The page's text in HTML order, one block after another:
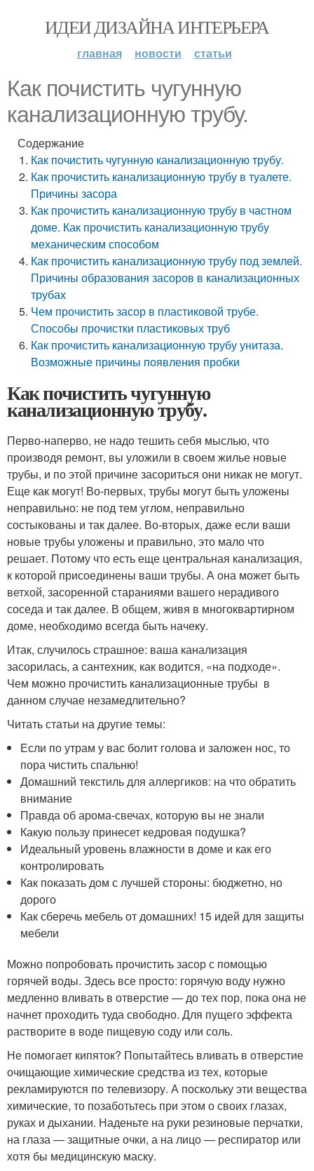
ИДЕИ ДИЗАЙНА ИНТЕРЬЕРА
главная новости статьи
Как почистить чугунную
канализационную трубу.
Содержание
Как почистить чугунную канализационную трубу.
Как прочистить канализационную трубу в туалете.
Причины засора
Как прочистить канализационную трубу в частном
доме. Как прочистить канализационную трубу
механическим способом
Как прочистить канализационную трубу под землей.
Причины образования засоров в канализационных
трубах
Чем прочистить засор в пластиковой трубе.
Способы прочистки пластиковых труб
Как прочистить канализационную трубу унитаза.
Возможные причины появления пробки
Как почистить чугунную
канализационную трубу.
Перво-наперво, не надо тешить себя мыслью, что
производя ремонт, вы уложили в своем жилье новые
трубы, и по этой причине засориться они никак не могут.
Еще как могут! Во-первых, трубы могут быть уложены
неправильно: не под тем углом, неправильно
состыкованы и так далее. Во-вторых, даже если ваши
новые трубы уложены и правильно, это мало что
решает. Потому что есть еще центральная канализация,
к которой присоединены ваши трубы. А она может быть
ветхой, засоренной стараниями вашего нерадивого
соседа и так далее. В общем, живя в многоквартирном
доме, необходимо всегда быть начеку.
Итак, случилось страшное: ваша канализация
засорилась, а сантехник, как водится, «на подходе».
Чем можно прочистить канализационные трубы в
данном случае незамедлительно?
Читать статьи на другие темы:
Если по утрам у вас болит голова и заложен нос, то
пора чистить спальню!
Домашний текстиль для аллергиков: на что обратить
внимание
Правда об арома-свечах, которую вы не знали
Какую пользу принесет кедровая подушка?
Идеальный уровень влажности в доме и как его
контролировать
Как показать дом с лучшей стороны: бюджетно, но
дорого
Как сберечь мебель от домашних! 15 идей для защиты
мебели
Можно попробовать прочистить засор с помощью
горячей воды. Здесь все просто: горячую воду нужно
медленно вливать в отверстие — до тех пор, пока она не
начнет проходить туда свободно. Для пущего эффекта
растворите в воде пищевую соду или соль.
Не помогает кипяток? Попытайтесь вливать в отверстие
очищающие химические средства из тех, которые
рекламируются по телевизору. А поскольку эти вещества
химические, то позаботьтесь при этом о своих глазах,
руках и дыхании. Наденьте на руки резиновые перчатки,
на глаза — защитные очки, а на лицо — респиратор или
хотя бы медицинскую маску.